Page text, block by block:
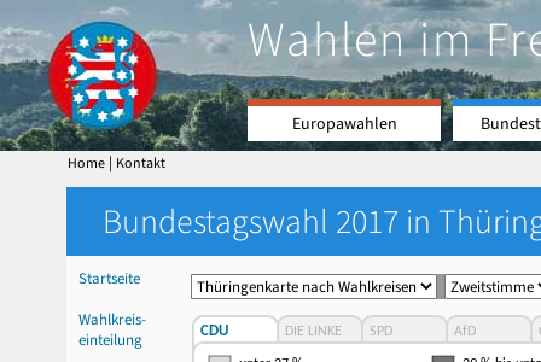
Wahlen im
Europawahlen
Home | Kontakt
Bundestagswahl 2017 in
Startseite
Wahlkreis-
einteilung
CDU DIE LINKE SPD AfD